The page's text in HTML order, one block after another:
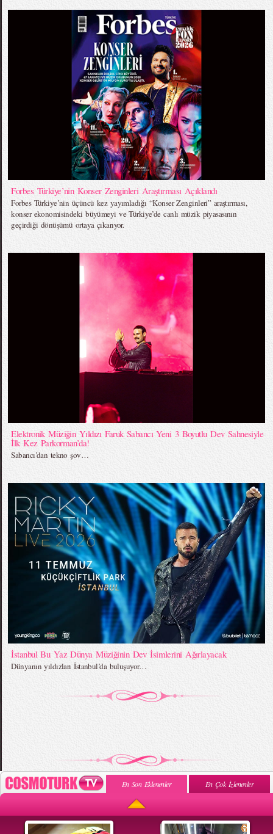
Forbes Türkiye’nin Konser Zenginleri Araştırması Açıklandı
Forbes Türkiye’nin üçüncü kez yayımladığı “Konser Zenginleri” araştırması,
konser ekonomisindeki büyümeyi ve Türkiye’de canlı müzik piyasasının
geçirdiği dönüşümü ortaya çıkarıyor.
Elektronik Müziğin Yıldızı Faruk Sabancı Yeni 3 Boyutlu Dev Sahnesiyle
İlk Kez Parkorman’da!
Sabancı’dan tekno şov…
İstanbul Bu Yaz Dünya Müziğinin Dev İsimlerini Ağırlayacak
Dünyanın yıldızları İstanbul’da buluşuyor…
En Son Eklenenler En Çok İzlenenler